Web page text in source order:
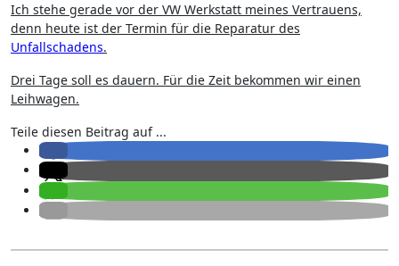
Ich stehe gerade vor der VW Werkstatt meines Vertrauens,
denn heute ist der Termin für die Reparatur des
Unfallschadens.
Drei Tage soll es dauern. Für die Zeit bekommen wir einen
Leihwagen.
Teile diesen Beitrag auf ...